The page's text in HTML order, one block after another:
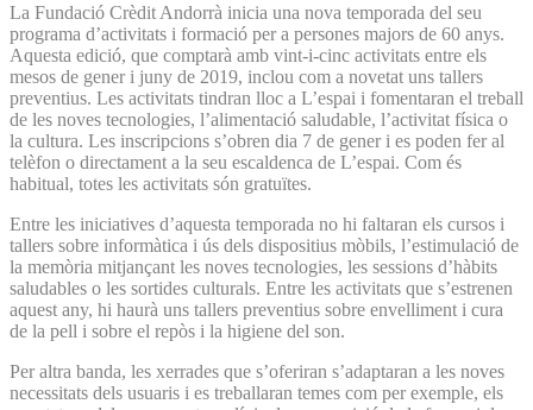
La Fundació Crèdit Andorrà inicia una nova temporada del seu
programa d’activitats i formació per a persones majors de 60 anys.
Aquesta edició, que comptarà amb vint-i-cinc activitats entre els
mesos de gener i juny de 2019, inclou com a novetat uns tallers
preventius. Les activitats tindran lloc a L’espai i fomentaran el treball
de les noves tecnologies, l’alimentació saludable, l’activitat física o
la cultura. Les inscripcions s’obren dia 7 de gener i es poden fer al
telèfon o directament a la seu escaldenca de L’espai. Com és
habitual, totes les activitats són gratuïtes.
Entre les iniciatives d’aquesta temporada no hi faltaran els cursos i
tallers sobre informàtica i ús dels dispositius mòbils, l’estimulació de
la memòria mitjançant les noves tecnologies, les sessions d’hàbits
saludables o les sortides culturals. Entre les activitats que s’estrenen
aquest any, hi haurà uns tallers preventius sobre envelliment i cura
de la pell i sobre el repòs i la higiene del son.
Per altra banda, les xerrades que s’oferiran s’adaptaran a les noves
necessitats dels usuaris i es treballaran temes com per exemple, els